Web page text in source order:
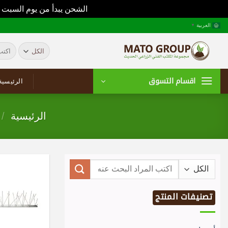
الشحن يبدأ من يوم
تخطيالعربية ▼
البحث
عن:
اقسام التسوق
الرئيسية /
البحث
تصنيفات المنتج